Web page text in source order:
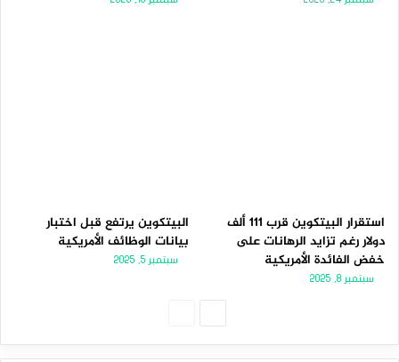
استقرار البيتكوين قرب 111 ألف
دولار رغم تزايد الرهانات على
خفض الفائدة الأمريكية
سبتمبر 8, 2025
البيتكوين يرتفع قبل اختبار
بيانات الوظائف الأمريكية
سبتمبر 5, 2025